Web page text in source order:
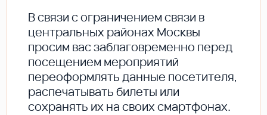
В cвязи с ограничением связи в
центральных районах Москвы
просим вас заблаговременно перед
посещением мероприятий
переоформлять данные посетителя,
распечатывать билеты или
сохранять их на своих смартфонах.